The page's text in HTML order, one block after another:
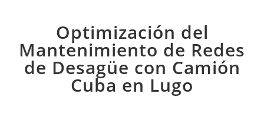
Optimización del
Mantenimiento de Redes
de Desagüe con Camión
Cuba en Lugo